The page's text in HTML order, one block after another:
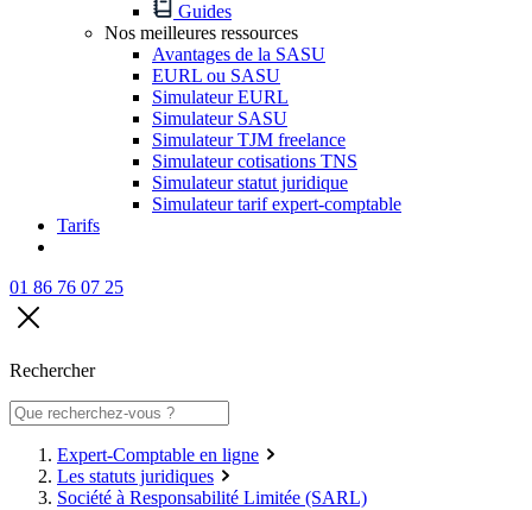
Guides
Nos meilleures ressources
Avantages de la SASU
EURL ou SASU
Simulateur EURL
Simulateur SASU
Simulateur TJM freelance
Simulateur cotisations TNS
Simulateur statut juridique
Simulateur tarif expert-comptable
Tarifs
01 86 76 07 25
Rechercher
Expert-Comptable en ligne
Les statuts juridiques
Société à Responsabilité Limitée (SARL)